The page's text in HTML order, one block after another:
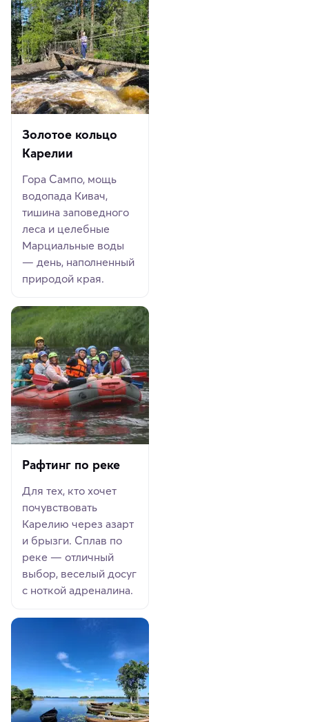
Золотое кольцо
Карелии
Гора Сампо, мощь
водопада Кивач,
тишина заповедного
леса и целебные
Марциальные воды
— день, наполненный
природой края.
Рафтинг по реке
Для тех, кто хочет
почувствовать
Карелию через азарт
и брызги. Сплав по
реке — отличный
выбор, веселый досуг
с ноткой адреналина.